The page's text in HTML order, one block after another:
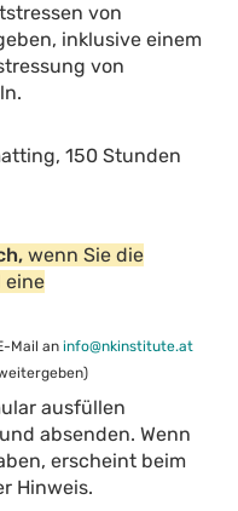
von
inklusive einem
von
150 Stunden
wenn Sie die
eine
Mail an info@nkinstitute.at
ausfüllen
absenden. Wenn
erscheint beim
Hinweis.